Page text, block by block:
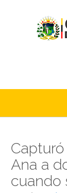
Ana a
cuando